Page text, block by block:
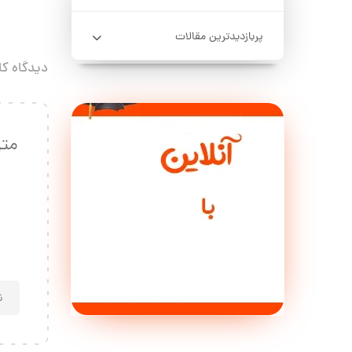
پربازدیدترین مقالات
دیدگاه